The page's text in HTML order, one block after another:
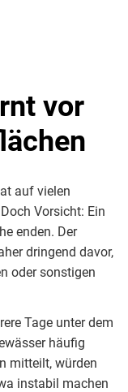
vor
auf vielen
Vorsicht: Ein
enden. Der
dringend davor,
oder sonstigen
Tage unter dem
häufig
mitteilt, würden
instabil machen